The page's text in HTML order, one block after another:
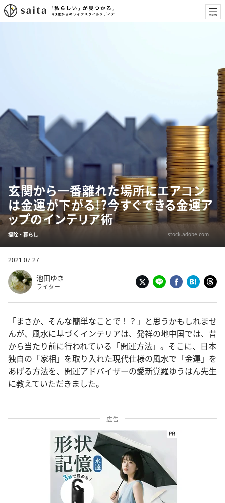
玄関から一番離れた場所にエアコン
は金運が下がる!?今すぐできる金運ア
ップのインテリア術
掃除・暮らし stock.adobe.com
2021.07.27
池田ゆき
ライター
「まさか、そんな簡単なことで！？」と思うかもしれませ
んが、風水に基づくインテリアは、発祥の地中国では、昔
から当たり前に行われている「開運方法」。そこに、日本
独自の「家相」を取り入れた現代仕様の風水で「金運」を
あげる方法を、開運アドバイザーの愛新覚羅ゆうはん先生
に教えていただきました。
広告